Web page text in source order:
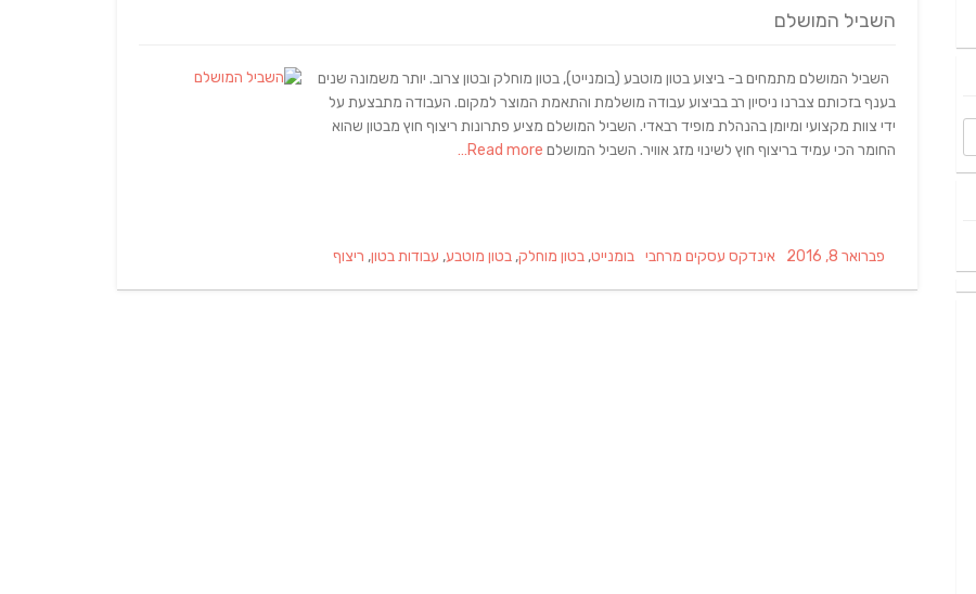
השביל המושלם
השביל המושלם מתמחים ב- ביצוע בטון מוטבע (בומנייט), בטון מוחלק ובטון צרוב. יותר משמונה שנים
בענף בזכותם צברנו ניסיון רב בביצוע עבודה מושלמת והתאמת המוצר למקום. העבודה מתבצעת על
ידי צוות מקצועי ומיומן בהנהלת מופיד רבאדי. השביל המושלם מציע פתרונות ריצוף חוץ מבטון שהוא
החומר הכי עמיד בריצוף חוץ לשינוי מזג אוויר. השביל המושלם
Posted
פברואר 8, 2016 Categories
אינדקס עסקים מרחבי Tags
בומנייט, בטון מוחלק, בטון מוטבע, עבודות בטון, ריצוף